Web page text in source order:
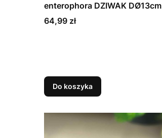
enterophora DZIWAK DØ13cm
Cena
64,99 zł
Do koszyka